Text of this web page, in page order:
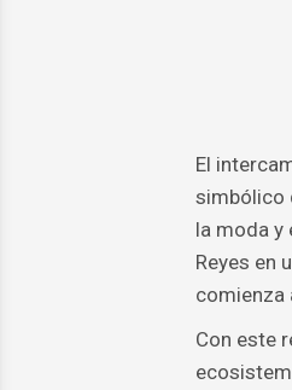
El
simbólico
la moda y
Reyes en
comienza
Con este